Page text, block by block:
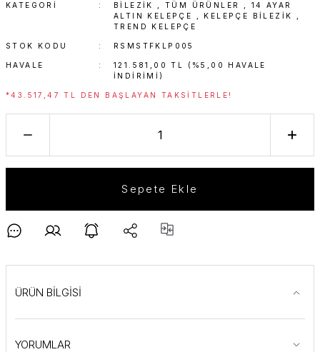
KATEGORI BİLEZİK ,TÜM ÜRÜNLER
14 AYAR
ALTIN KELEPÇE
KELEPÇE BILEZIK
TREND KELEPÇE
STOK KODU RSMSTFKLP005
HAVALE
121.581,00 TL (%5,00 HAVALE
INDIRIMI)
*43.517,47 TL DEN BAŞLAYAN TAKSITLERLE!
Sepete Ekle
ÜRÜN BİLGİSİ
YORUMLAR